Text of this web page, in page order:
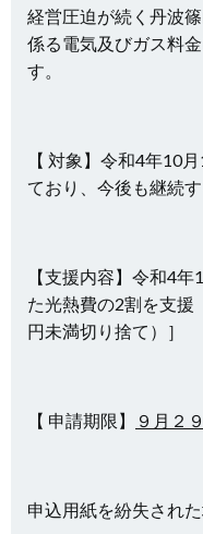
経営圧迫が続く丹波
係る電気及びガス料
す。
【 対象】令和4年10
ており、今後も継続
【支援内容】令和4
た光熱費の2割を支援
円未満切り捨て）］
【 申請期限】 ９月２
申込用紙を紛失され